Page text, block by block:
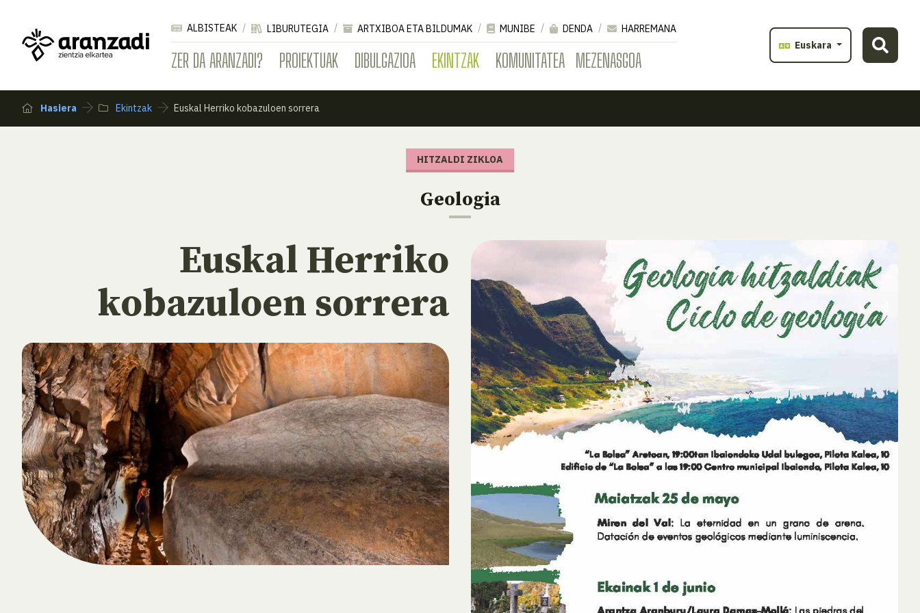
ZER DA ARANZADI? PROIEKTUAK DIBULGAZIOA EKINTZAK KOMUNITATEA MEZENASGOA
ALBISTEAK LIBURUTEGIA ARTXIBOA ETA BILDUMAK MUNIBE DENDA
HARREMANA
Euskara
Hasiera Ekintzak Euskal Herriko kobazuloen sorrera
HITZALDI ZIKLOA
Geologia
Euskal Herriko
kobazuloen sorrera